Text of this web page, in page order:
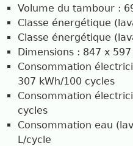
Volume du tambour :
Classe énergétique
Classe énergétique
Dimensions : 847 x
Consommation
307 kWh/100 cycles
Consommation
cycles
Consommation eau
L/cycle